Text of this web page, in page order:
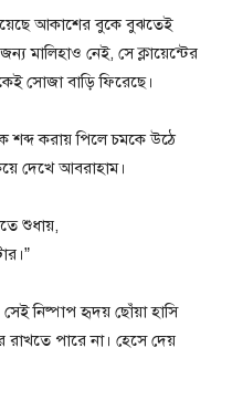
আকাশের বুকে বুঝতেই
মালিহাও নেই, সে ক্লায়েন্টের
সোজা বাড়ি ফিরেছে।
শব্দ করায় পিলে চমকে উঠে
দেখে আবরাহাম।
শুধায়,
নিষ্পাপ হৃদয় ছোঁয়া হাসি
রাখতে পারে না। হেসে দেয়